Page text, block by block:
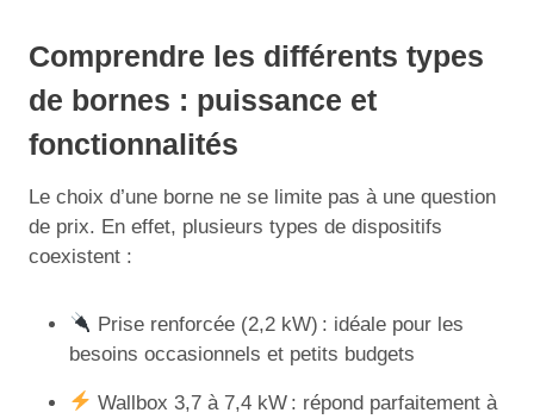
Comprendre les différents types
de bornes : puissance et
fonctionnalités
Le choix d’une borne ne se limite pas à une question
de prix. En effet, plusieurs types de dispositifs
coexistent :
Prise renforcée (2,2 kW) : idéale pour les
besoins occasionnels et petits budgets
Wallbox 3,7 à 7,4 kW : répond parfaitement à